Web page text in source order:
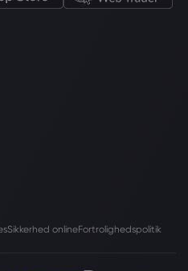
Sikkerhed onlineFortrolighedspolitik